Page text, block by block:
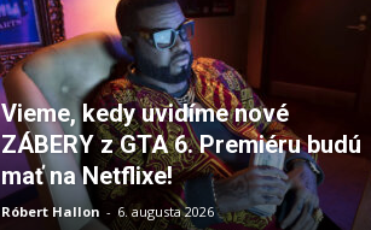
Vieme, kedy uvidíme nové
ZÁBERY z GTA 6. Premiéru budú
mať na Netflixe!
Róbert Hallon - 6. augusta 2026